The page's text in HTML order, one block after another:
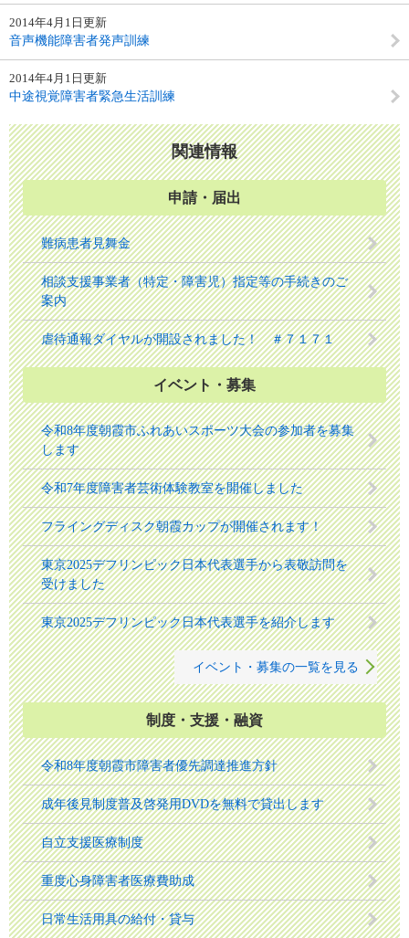
2014年4月1日更新
音声機能障害者発声訓練
2014年4月1日更新
中途視覚障害者緊急生活訓練
関連情報
申請・届出
難病患者見舞金
相談支援事業者（特定・障害児）指定等の手続きのご
案内
虐待通報ダイヤルが開設されました！ ＃７１７１
イベント・募集
令和8年度朝霞市ふれあいスポーツ大会の参加者を募集
します
令和7年度障害者芸術体験教室を開催しました
フライングディスク朝霞カップが開催されます！
東京2025デフリンピック日本代表選手から表敬訪問を
受けました
東京2025デフリンピック日本代表選手を紹介します
イベント・募集の一覧を見る
制度・支援・融資
令和8年度朝霞市障害者優先調達推進方針
成年後見制度普及啓発用DVDを無料で貸出します
自立支援医療制度
重度心身障害者医療費助成
日常生活用具の給付・貸与